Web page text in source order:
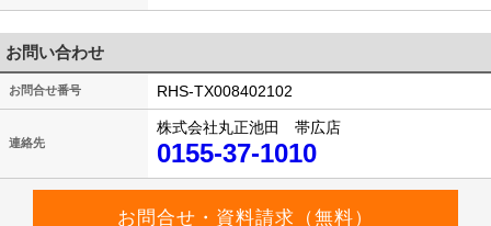
お問い合わせ
お問合せ番号 RHS-TX008402102
連絡先
株式会社丸正池田 帯広店
0155-37-1010